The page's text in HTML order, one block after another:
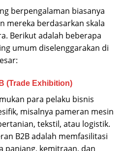
berpengalaman biasanya
mereka berdasarkan skala
Berikut adalah beberapa
umum diselenggarakan di
(Trade Exhibition)
para pelaku bisnis
misalnya pameran mesin
tekstil, atau logistik.
B2B adalah memfasilitasi
panjang, kemitraan, dan